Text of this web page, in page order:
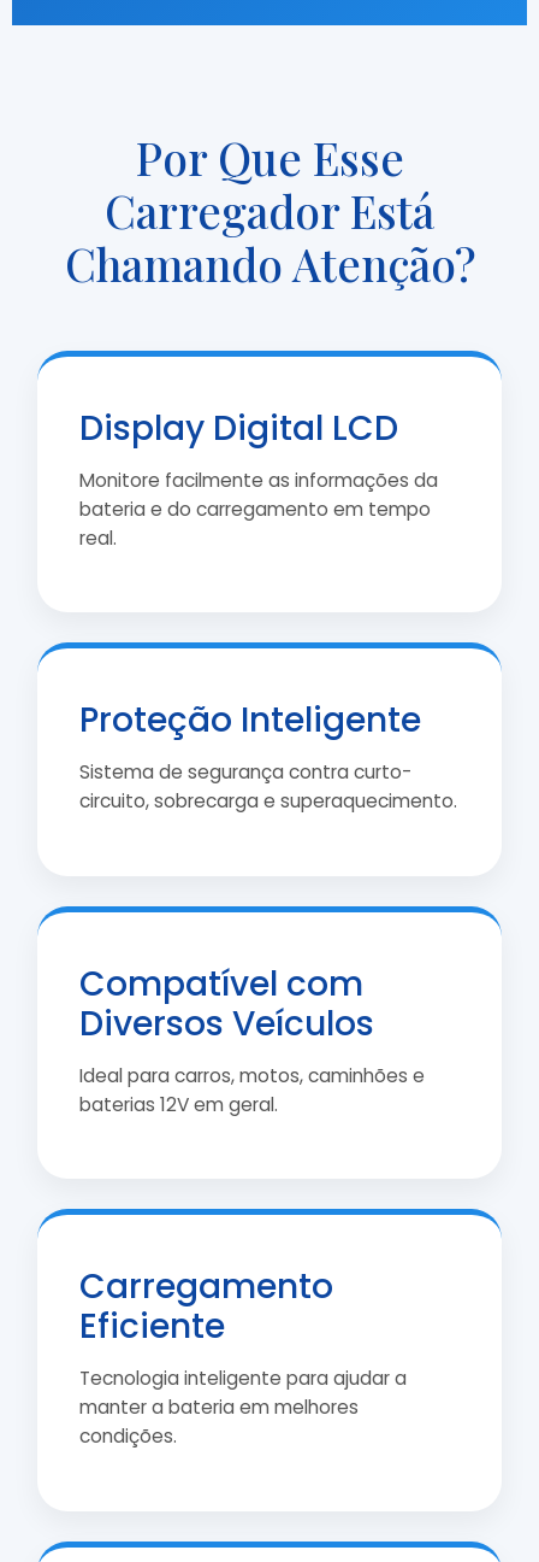
Por Que Esse
Carregador Está
Chamando Atenção?
Display Digital LCD
Monitore facilmente as informações da
bateria e do carregamento em tempo
real.
Proteção Inteligente
Sistema de segurança contra curto-
circuito, sobrecarga e superaquecimento.
Compatível com
Diversos Veículos
Ideal para carros, motos, caminhões e
baterias 12V em geral.
Carregamento
Eficiente
Tecnologia inteligente para ajudar a
manter a bateria em melhores
condições.